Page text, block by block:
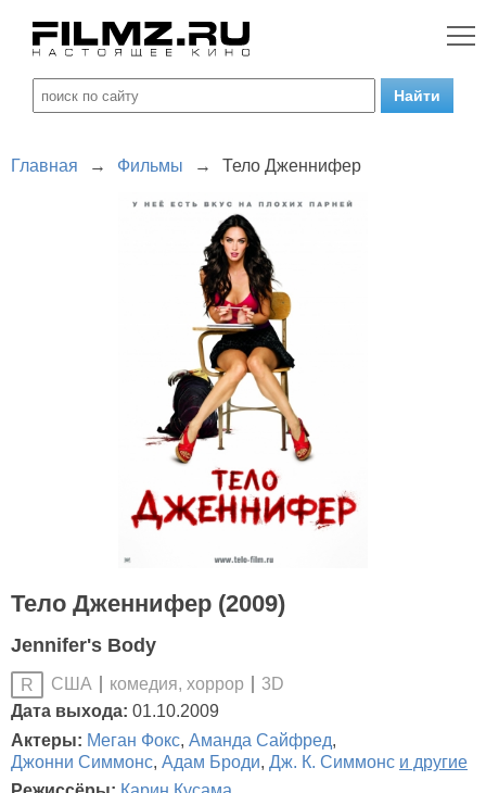
Главная → Фильмы → Тело Дженнифер
Тело Дженнифер (2009)
Jennifer's Body
R США комедия, хоррор
3D
Дата выхода: 01.10.2009
Актеры: Меган Фокс, Аманда Сайфред,
Джонни Симмонс, Адам Броди, Дж. К. Симмонс и другие